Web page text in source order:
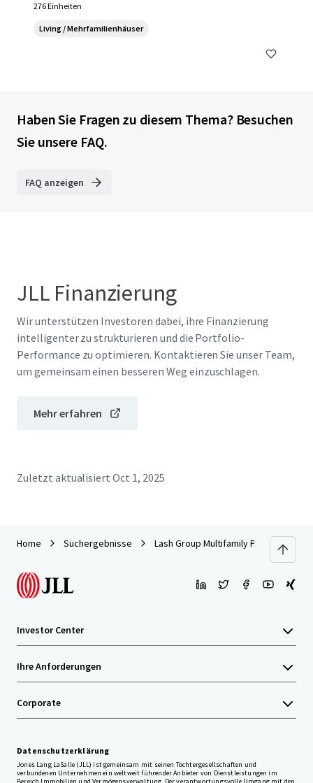
276 Einheiten
Living / Mehrfamilienhäuser
Haben Sie Fragen zu diesem Thema? Besuchen
Sie unsere FAQ.
FAQ anzeigen
JLL Finanzierung
Wir unterstützen Investoren dabei, ihre Finanzierung
intelligenter zu strukturieren und die Portfolio-
Performance zu optimieren. Kontaktieren Sie unser Team,
um gemeinsam einen besseren Weg einzuschlagen.
Mehr erfahren
Zuletzt aktualisiert Oct 1, 2025
Home Suchergebnisse Lash Group Multifamily Portfolio: 4
Investor Center
Ihre Anforderungen
Corporate
Datenschutzerklärung
Jones Lang LaSalle (JLL) ist gemeinsam mit seinen Tochtergesellschaften und
verbundenen Unternehmen ein weltweit führender Anbieter von Dienstleistungen im